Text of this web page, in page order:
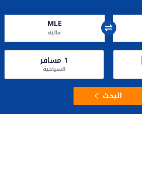
MLE
ماليه
1 مسافر
السياحية
البحث